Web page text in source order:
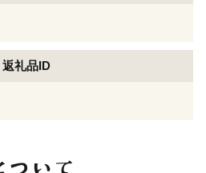
返礼品ID